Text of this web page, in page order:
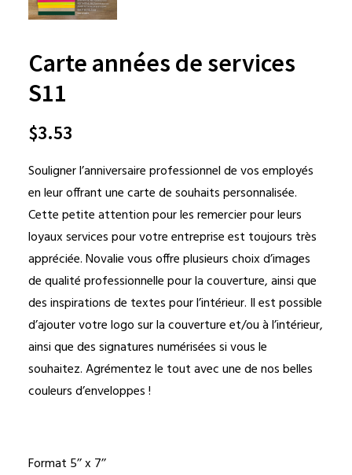
Carte années de services
S11
$3.53
Souligner l’anniversaire professionnel de vos employés
en leur offrant une carte de souhaits personnalisée.
Cette petite attention pour les remercier pour leurs
loyaux services pour votre entreprise est toujours très
appréciée. Novalie vous offre plusieurs choix d’images
de qualité professionnelle pour la couverture, ainsi que
des inspirations de textes pour l’intérieur. Il est possible
d’ajouter votre logo sur la couverture et/ou à l’intérieur,
ainsi que des signatures numérisées si vous le
souhaitez. Agrémentez le tout avec une de nos belles
couleurs d’enveloppes !
Format 5’’ x 7’’